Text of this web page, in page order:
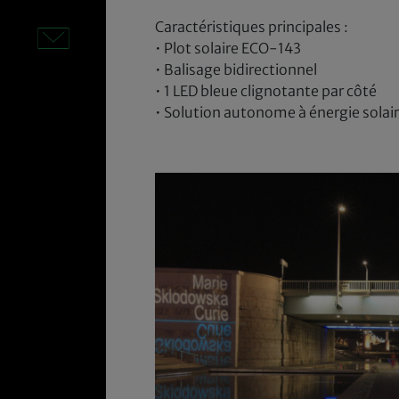
Caractéristiques principales :
• Plot solaire ECO-143
• Balisage bidirectionnel
• 1 LED bleue clignotante par côté
• Solution autonome à énergie